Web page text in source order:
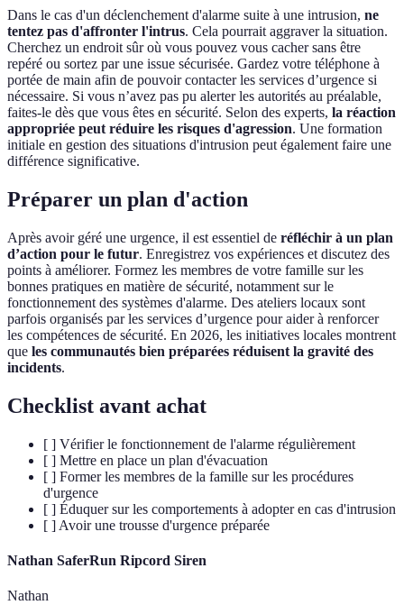
Dans le cas d'un déclenchement d'alarme suite à une intrusion, ne
tentez pas d'affronter l'intrus. Cela pourrait aggraver la situation.
Cherchez un endroit sûr où vous pouvez vous cacher sans être
repéré ou sortez par une issue sécurisée. Gardez votre téléphone à
portée de main afin de pouvoir contacter les services d’urgence si
nécessaire. Si vous n’avez pas pu alerter les autorités au préalable,
faites-le dès que vous êtes en sécurité. Selon des experts, la réaction
appropriée peut réduire les risques d'agression. Une formation
initiale en gestion des situations d'intrusion peut également faire une
différence significative.
Préparer un plan d'action
Après avoir géré une urgence, il est essentiel de réfléchir à un plan
d’action pour le futur. Enregistrez vos expériences et discutez des
points à améliorer. Formez les membres de votre famille sur les
bonnes pratiques en matière de sécurité, notamment sur le
fonctionnement des systèmes d'alarme. Des ateliers locaux sont
parfois organisés par les services d’urgence pour aider à renforcer
les compétences de sécurité. En 2026, les initiatives locales montrent
que les communautés bien préparées réduisent la gravité des
incidents.
Checklist avant achat
[ ] Vérifier le fonctionnement de l'alarme régulièrement
[ ] Mettre en place un plan d'évacuation
[ ] Former les membres de la famille sur les procédures
d'urgence
[ ] Éduquer sur les comportements à adopter en cas d'intrusion
[ ] Avoir une trousse d'urgence préparée
Nathan SaferRun Ripcord Siren
Nathan